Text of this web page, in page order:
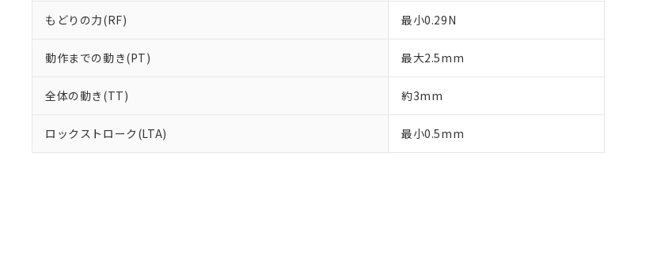
もどりの力(RF) 最小0.29N
動作までの動き(PT) 最大2.5mm
全体の動き(TT) 約3mm
ロックストローク(LTA) 最小0.5mm